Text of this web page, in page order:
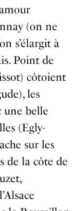
(on ne
s’élargit à
Point de
côtoient
les
une belle
(Egly-
sur les
de la côte de